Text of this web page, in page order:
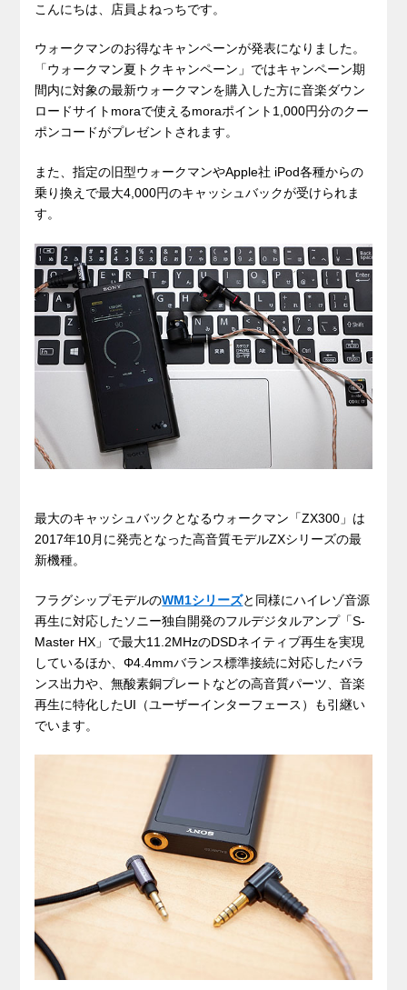
こんにちは、店員よねっちです。
ウォークマンのお得なキャンペーンが発表になりました。
「ウォークマン夏トクキャンペーン」ではキャンペーン期
間内に対象の最新ウォークマンを購入した方に音楽ダウン
ロードサイトmoraで使えるmoraポイント1,000円分のクー
ポンコードがプレゼントされます。
また、指定の旧型ウォークマンやApple社 iPod各種からの
乗り換えで最大4,000円のキャッシュバックが受けられま
す。
最大のキャッシュバックとなるウォークマン「ZX300」は
2017年10月に発売となった高音質モデルZXシリーズの最
新機種。
フラグシップモデルのWM1シリーズと同様にハイレゾ音源
再生に対応したソニー独自開発のフルデジタルアンプ「S-
Master HX」で最大11.2MHzのDSDネイティブ再生を実現
しているほか、Φ4.4mmバランス標準接続に対応したバラ
ンス出力や、無酸素銅プレートなどの高音質パーツ、音楽
再生に特化したUI（ユーザーインターフェース）も引継い
でいます。